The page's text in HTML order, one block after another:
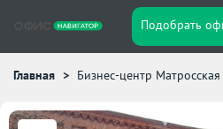
Подобрать
Главная Бизнес-центр